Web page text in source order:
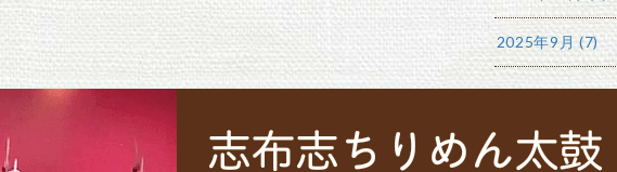
2025年9月 (7)